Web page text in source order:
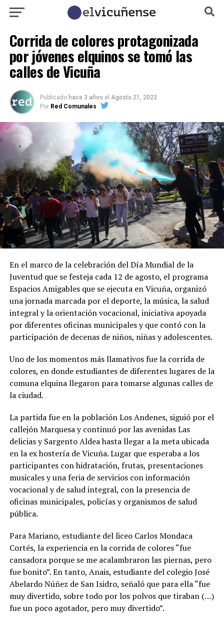
Corrida de colores protagonizada
por jóvenes elquinos se tomó las
calles de Vicuña
Publicado hace 3 años el Agosto 21, 2023
Por Red Comunales
En el marco de la celebración del Día Mundial de la
Juventud que se festeja cada 12 de agosto, el programa
Espacios Amigables que se ejecuta en Vicuña, organizó
una jornada marcada por el deporte, la música, la salud
integral y la orientación vocacional, iniciativa apoyada
por diferentes oficinas municipales y que contó con la
participación de decenas de niños, niñas y adolescentes.
Uno de los momentos más llamativos fue la corrida de
colores, en donde estudiantes de diferentes lugares de la
comuna elquina llegaron para tomarse algunas calles de
la ciudad.
La partida fue en la población Los Andenes, siguió por el
callejón Marquesa y continuó por las avenidas Las
delicias y Sargento Aldea hasta llegar a la meta ubicada
en la ex hostería de Vicuña. Lugar que esperaba a los
participantes con hidratación, frutas, presentaciones
musicales y una feria de servicios con información
vocacional y de salud integral, con la presencia de
oficinas municipales, policías y organismos de salud
pública.
Para Mariano, estudiante del liceo Carlos Mondaca
Cortés, la experiencia en la corrida de colores “fue
cansadora porque se me acalambraron las piernas, pero
fue bonito”. En tanto, Anais, estudiante del colegio José
Abelardo Núñez de San Isidro, señaló que para ella “fue
muy divertido, sobre todo por los polvos que tiraban (…)
fue un poco agotador, pero muy divertido”.